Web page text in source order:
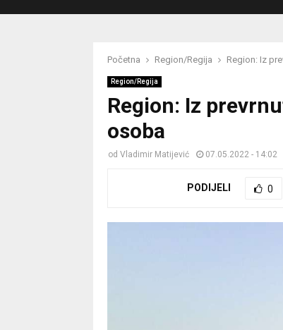
Početna Region/Regija Region: Iz
Region/Regija
Region: Iz
osoba
od Vladimir Matijević 07.05.2022 - 14:02
PODIJELI 0